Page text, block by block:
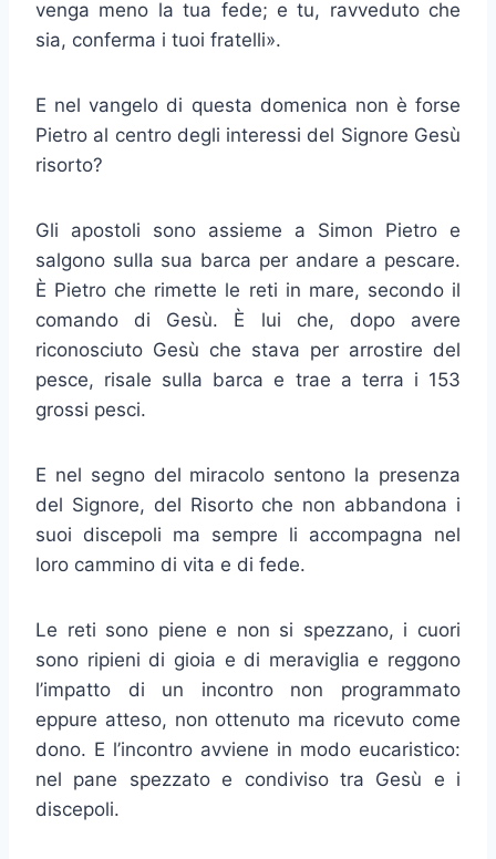
venga meno la tua fede; e tu, ravveduto che
sia, conferma i tuoi fratelli».
E nel vangelo di questa domenica non è forse
Pietro al centro degli interessi del Signore Gesù
risorto?
Gli apostoli sono assieme a Simon Pietro e
salgono sulla sua barca per andare a pescare.
È Pietro che rimette le reti in mare, secondo il
comando di Gesù. È lui che, dopo avere
riconosciuto Gesù che stava per arrostire del
pesce, risale sulla barca e trae a terra i 153
grossi pesci.
E nel segno del miracolo sentono la presenza
del Signore, del Risorto che non abbandona i
suoi discepoli ma sempre li accom­pagna nel
loro cammino di vita e di fede.
Le reti sono piene e non si spezzano, i cuori
sono ripieni di gioia e di meraviglia e reggono
l’impatto di un incontro non programmato
eppure atteso, non ottenuto ma ricevuto come
dono. E l’incontro avviene in modo eucari­stico:
nel pane spezzato e condiviso tra Gesù e i
discepoli.